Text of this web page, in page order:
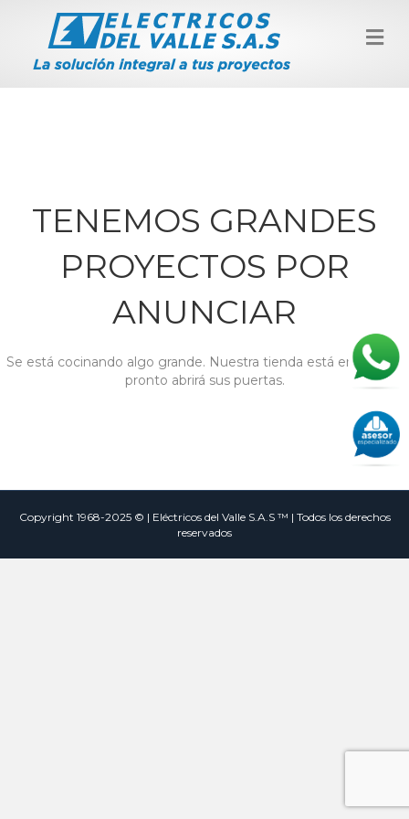
M
E
Ú
TENEMOS GRANDES
PROYECTOS POR
ANUNCIAR
Se está cocinando algo grande. Nuestra tienda está en obras y
pronto abrirá sus puertas.
Copyright 1968-2025 © | Eléctricos del Valle S.A.S ™ | Todos los derechos
reservados